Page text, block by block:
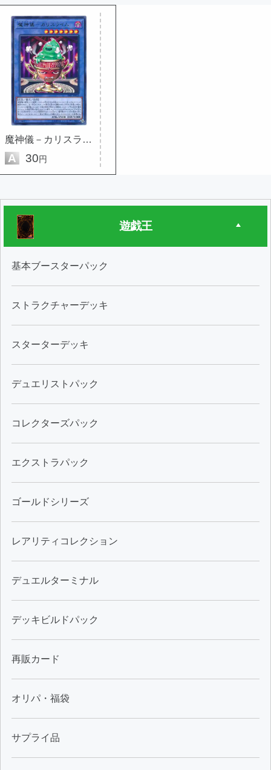
魔神儀－カリスライム
A 30円
遊戯王
基本ブースターパック
ストラクチャーデッキ
スターターデッキ
デュエリストパック
コレクターズパック
エクストラパック
ゴールドシリーズ
レアリティコレクション
デュエルターミナル
デッキビルドパック
再販カード
オリパ・福袋
サプライ品